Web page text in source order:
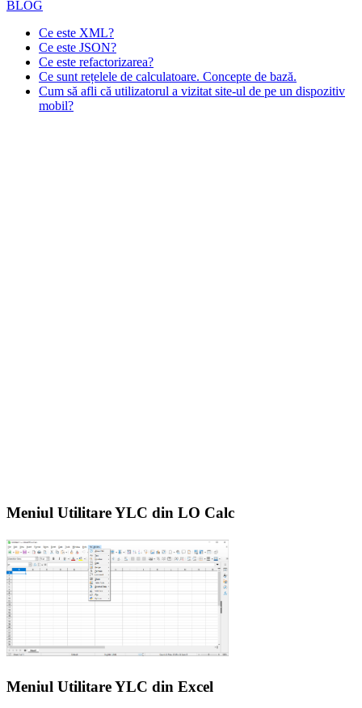
BLOG
Ce este XML?
Ce este JSON?
Ce este refactorizarea?
Ce sunt rețelele de calculatoare. Concepte de bază.
Cum să afli că utilizatorul a vizitat site-ul de pe un dispozitiv
mobil?
Meniul Utilitare YLC din LO Calc
Meniul Utilitare YLC din Excel